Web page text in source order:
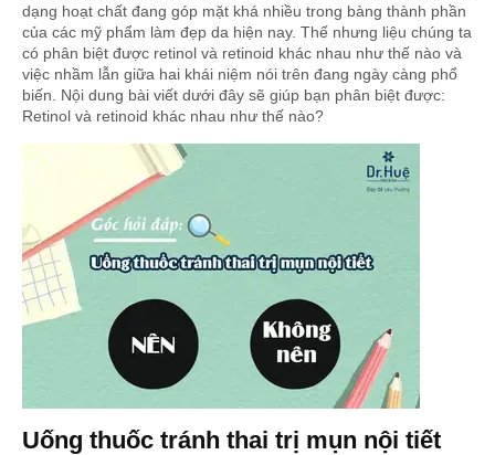
dạng hoạt chất đang góp mặt khá nhiều trong bàng thành phần
của các mỹ phẩm làm đẹp da hiện nay. Thế nhưng liệu chúng ta
có phân biệt được retinol và retinoid khác nhau như thế nào và
việc nhầm lẫn giữa hai khái niệm nói trên đang ngày càng phổ
biến. Nội dung bài viết dưới đây sẽ giúp bạn phân biệt được:
Retinol và retinoid khác nhau như thế nào?
Uống thuốc tránh thai trị mụn nội tiết